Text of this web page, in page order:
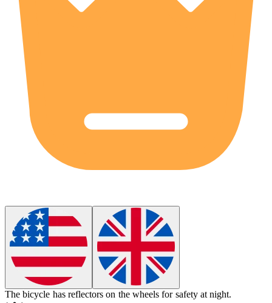
The bicycle has reflectors on the wheels for safety at night.